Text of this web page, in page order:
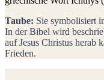
Taube: Sie symbolisiert
In der Bibel wird
auf Jesus Christus herab
Frieden.